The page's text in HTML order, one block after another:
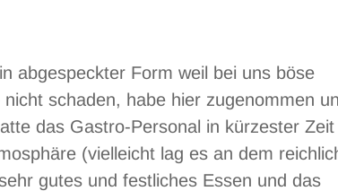
abgespeckter Form weil bei uns böse
schaden, habe hier zugenommen
das Gastro-Personal in kürzester Zeit
(vielleicht lag es an dem
gutes und festliches Essen und das